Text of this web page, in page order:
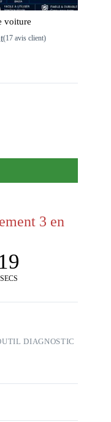
voiture
(17 avis client)
3 en
19
SECS
DIAGNOSTIC